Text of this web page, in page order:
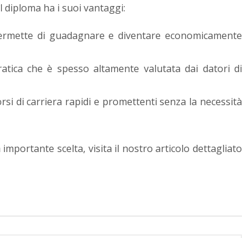
ha i suoi vantaggi:
di guadagnare e diventare economicamente
che è spesso altamente valutata dai datori di
di carriera rapidi e promettenti senza la necessità
scelta, visita il nostro articolo dettagliato